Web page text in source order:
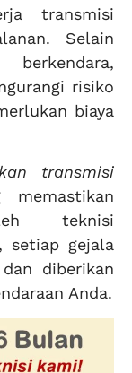
transmisi
Selain
risiko
biaya
transmisi
teknisi
setiap gejala
diberikan
Anda.